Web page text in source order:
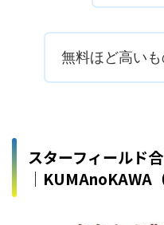
無料ほど高い
スターフィールド
│KUMAnoKAWA